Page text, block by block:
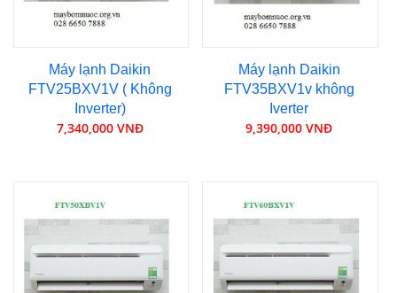
Máy lạnh Daikin
FTV25BXV1V ( Không
Inverter)
7,340,000 VNĐ
Máy lạnh Daikin
FTV35BXV1v không
Iverter
9,390,000 VNĐ